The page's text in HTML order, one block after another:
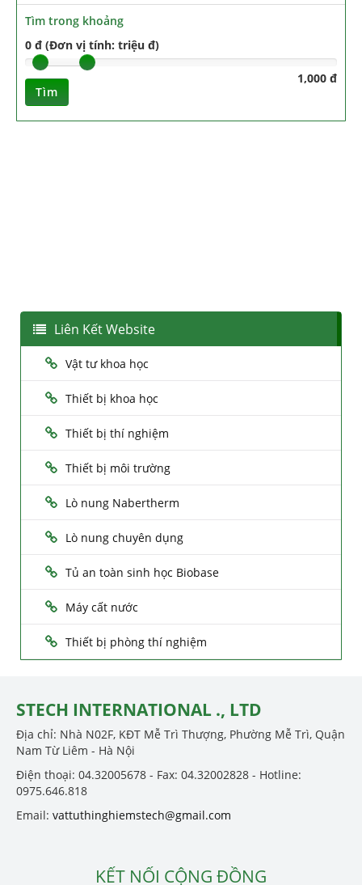
Tìm trong khoảng
0 đ (Đơn vị tính: triệu đ)
1,000 đ
Tìm
Liên Kết Website
Vật tư khoa học
Thiết bị khoa học
Thiết bị thí nghiệm
Thiết bị môi trường
Lò nung Nabertherm
Lò nung chuyên dụng
Tủ an toàn sinh học Biobase
Máy cất nước
Thiết bị phòng thí nghiệm
STECH INTERNATIONAL ., LTD
Địa chỉ: Nhà N02F, KĐT Mễ Trì Thượng, Phường Mễ Trì, Quận
Nam Từ Liêm - Hà Nội
Điện thoại: 04.32005678 - Fax: 04.32002828 - Hotline:
0975.646.818
Email: vattuthinghiemstech@gmail.com
KẾT NỐI CỘNG ĐỒNG